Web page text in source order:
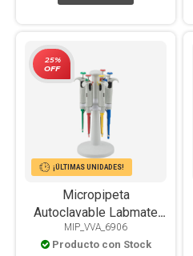
¡ÚLTIMAS UNIDADES!
25%
OFF
Micropipeta
Autoclavable Labmate
LM50 Volumen Variable
5-50Ul
MIP_VVA_6906
Producto con Stock